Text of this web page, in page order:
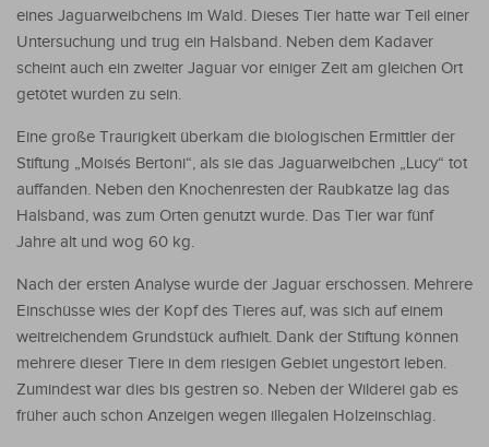
eines Jaguarweibchens im Wald. Dieses Tier hatte war Teil einer
Untersuchung und trug ein Halsband. Neben dem Kadaver
scheint auch ein zweiter Jaguar vor einiger Zeit am gleichen Ort
getötet wurden zu sein.
Eine große Traurigkeit überkam die biologischen Ermittler der
Stiftung „Moisés Bertoni“, als sie das Jaguarweibchen „Lucy“ tot
auffanden. Neben den Knochenresten der Raubkatze lag das
Halsband, was zum Orten genutzt wurde. Das Tier war fünf
Jahre alt und wog 60 kg.
Nach der ersten Analyse wurde der Jaguar erschossen. Mehrere
Einschüsse wies der Kopf des Tieres auf, was sich auf einem
weitreichendem Grundstück aufhielt. Dank der Stiftung können
mehrere dieser Tiere in dem riesigen Gebiet ungestört leben.
Zumindest war dies bis gestren so. Neben der Wilderei gab es
früher auch schon Anzeigen wegen illegalen Holzeinschlag.